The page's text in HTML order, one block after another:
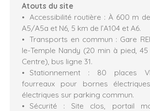
Atouts du site
Accessibilité routière : À 600 m
A5/A5a et N6, 5 km de l’A104 et A6.
Transports en commun : Gare
le-Temple Nandy (20 min à pied,
Centre), bus ligne 31.
Stationnement : 80 places
fourreaux pour bornes
électriques sur parking commun.
Sécurité : Site clos, portail